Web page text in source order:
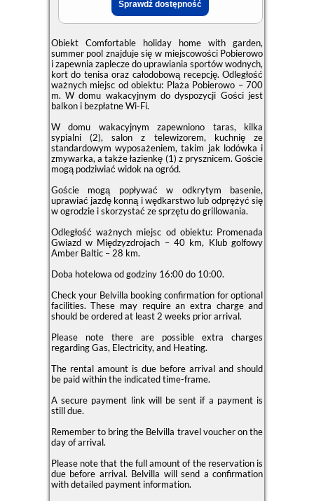
Obiekt Comfortable holiday home with garden,
summer pool znajduje się w miejscowości Pobierowo
i zapewnia zaplecze do uprawiania sportów wodnych,
kort do tenisa oraz całodobową recepcję. Odległość
ważnych miejsc od obiektu: Plaża Pobierowo – 700
m. W domu wakacyjnym do dyspozycji Gości jest
balkon i bezpłatne Wi-Fi.
W domu wakacyjnym zapewniono taras, kilka
sypialni (2), salon z telewizorem, kuchnię ze
standardowym wyposażeniem, takim jak lodówka i
zmywarka, a także łazienkę (1) z prysznicem. Goście
mogą podziwiać widok na ogród.
Goście mogą popływać w odkrytym basenie,
uprawiać jazdę konną i wędkarstwo lub odprężyć się
w ogrodzie i skorzystać ze sprzętu do grillowania.
Odległość ważnych miejsc od obiektu: Promenada
Gwiazd w Międzyzdrojach – 40 km, Klub golfowy
Amber Baltic – 28 km.
Doba hotelowa od godziny 16:00do 10:00.
Check your Belvilla booking confirmation for optional
facilities. These may require an extra charge and
should be ordered at least 2 weeks prior arrival.
Please note there are possible extra charges
regarding Gas, Electricity, and Heating.
The rental amount is due before arrival and should
be paid within the indicated time-frame.
A secure payment link will be sent if a payment is
still due.
Remember to bring the Belvilla travel voucher on the
day of arrival.
Please note that the full amount of the reservation is
due before arrival. Belvilla will send a confirmation
with detailed payment information.